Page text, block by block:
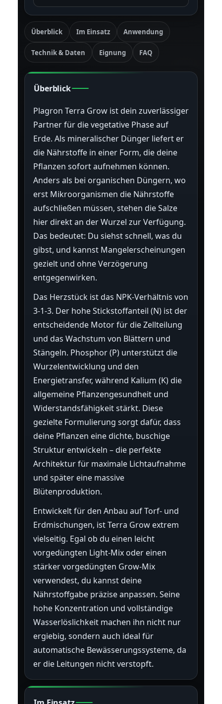
Überblick Im Einsatz Anwendung
Technik & Daten Eignung FAQ
Überblick
Plagron Terra Grow ist dein zuverlässiger
Partner für die vegetative Phase auf
Erde. Als mineralischer Dünger liefert er
die Nährstoffe in einer Form, die deine
Pflanzen sofort aufnehmen können.
Anders als bei organischen Düngern, wo
erst Mikroorganismen die Nährstoffe
aufschließen müssen, stehen die Salze
hier direkt an der Wurzel zur Verfügung.
Das bedeutet: Du siehst schnell, was du
gibst, und kannst Mangelerscheinungen
gezielt und ohne Verzögerung
entgegenwirken.
Das Herzstück ist das NPK-Verhältnis von
3-1-3. Der hohe Stickstoffanteil (N) ist der
entscheidende Motor für die Zellteilung
und das Wachstum von Blättern und
Stängeln. Phosphor (P) unterstützt die
Wurzelentwicklung und den
Energietransfer, während Kalium (K) die
allgemeine Pflanzengesundheit und
Widerstandsfähigkeit stärkt. Diese
gezielte Formulierung sorgt dafür, dass
deine Pflanzen eine dichte, buschige
Struktur entwickeln – die perfekte
Architektur für maximale Lichtaufnahme
und später eine massive
Blütenproduktion.
Entwickelt für den Anbau auf Torf- und
Erdmischungen, ist Terra Grow extrem
vielseitig. Egal ob du einen leicht
vorgedüngten Light-Mix oder einen
stärker vorgedüngten Grow-Mix
verwendest, du kannst deine
Nährstoffgabe präzise anpassen. Seine
hohe Konzentration und vollständige
Wasserlöslichkeit machen ihn nicht nur
ergiebig, sondern auch ideal für
automatische Bewässerungssysteme, da
er die Leitungen nicht verstopft.